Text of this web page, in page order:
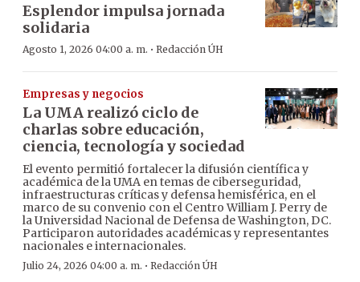
Esplendor impulsa jornada
solidaria
Agosto 1, 2026 04:00 a. m. · Redacción ÚH
Empresas y negocios
La UMA realizó ciclo de
charlas sobre educación,
ciencia, tecnología y sociedad
El evento permitió fortalecer la difusión científica y
académica de la UMA en temas de ciberseguridad,
infraestructuras críticas y defensa hemisférica, en el
marco de su convenio con el Centro William J. Perry de
la Universidad Nacional de Defensa de Washington, DC.
Participaron autoridades académicas y representantes
nacionales e internacionales.
Julio 24, 2026 04:00 a. m. · Redacción ÚH